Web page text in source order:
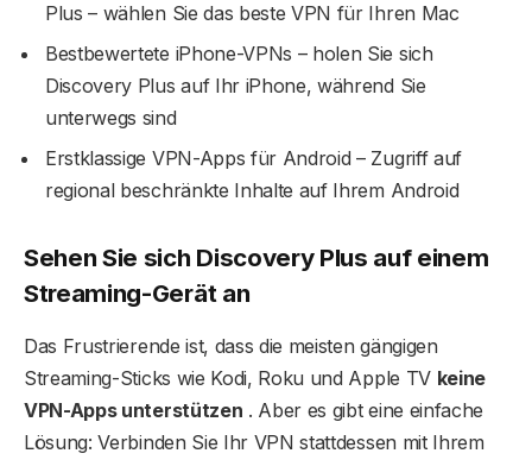
Plus – wählen Sie das beste VPN für Ihren Mac
Bestbewertete iPhone-VPNs – holen Sie sich
Discovery Plus auf Ihr iPhone, während Sie
unterwegs sind
Erstklassige VPN-Apps für Android – Zugriff auf
regional beschränkte Inhalte auf Ihrem Android
Sehen Sie sich Discovery Plus auf einem
Streaming-Gerät an
Das Frustrierende ist, dass die meisten gängigen
Streaming-Sticks wie Kodi, Roku und Apple TV keine
VPN-Apps unterstützen . Aber es gibt eine einfache
Lösung: Verbinden Sie Ihr VPN stattdessen mit Ihrem